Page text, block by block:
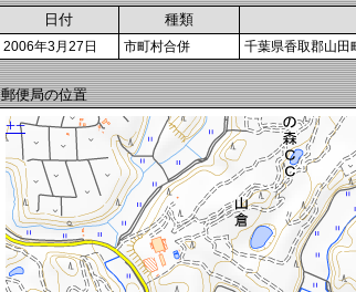
日付
種類
2006年3月27日 市町村合併 千葉県香取郡山
郵便局の位置